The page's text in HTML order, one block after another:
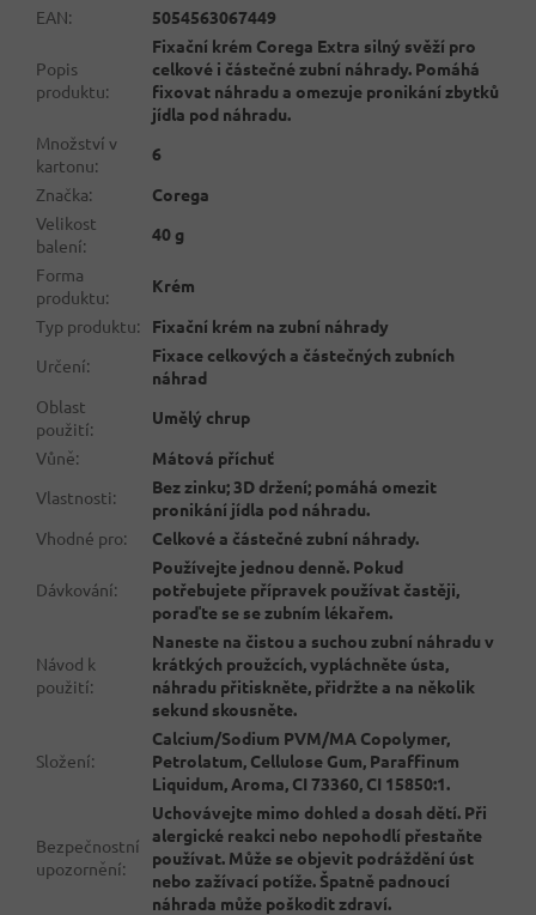
EAN: 5054563067449
Popis
produktu:
Fixační krém Corega Extra silný svěží pro
celkové i částečné zubní náhrady. Pomáhá
fixovat náhradu a omezuje pronikání zbytků
jídla pod náhradu.
Množství v
kartonu:
6
Značka:
Corega
Velikost
balení:
40 g
Forma
produktu:
Krém
Typ produktu:
Fixační krém na zubní náhrady
Určení:
Fixace celkových a částečných zubních
náhrad
Oblast
použití:
Umělý chrup
Vůně:
Mátová příchuť
Vlastnosti:
Bez zinku; 3D držení; pomáhá omezit
pronikání jídla pod náhradu.
Vhodné pro: Celkové a částečné zubní náhrady.
Dávkování:
Používejte jednou denně. Pokud
potřebujete přípravek používat častěji,
poraďte se se zubním lékařem.
Návod k
použití:
Naneste na čistou a suchou zubní náhradu v
krátkých proužcích, vypláchněte ústa,
náhradu přitiskněte, přidržte a na několik
sekund skousněte.
Složení:
Calcium/Sodium PVM/MA Copolymer,
Petrolatum, Cellulose Gum, Paraffinum
Liquidum, Aroma, CI 73360, CI 15850:1.
Bezpečnostní
upozornění:
Uchovávejte mimo dohled a dosah dětí. Při
alergické reakci nebo nepohodlí přestaňte
používat. Může se objevit podráždění úst
nebo zažívací potíže. Špatně padnoucí
náhrada může poškodit zdraví.